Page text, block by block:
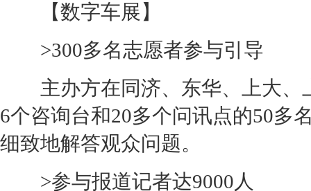
【数字车展】
>300多名志愿者参与引导
主办方在同济、东华、上大、
6个咨询台和20多个问讯点的50多
细致地解答观众问题。
>参与报道记者达9000人